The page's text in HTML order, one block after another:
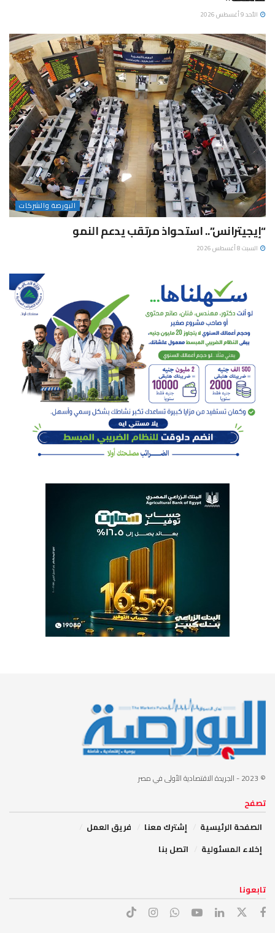
الأحد 9 أغسطس 2026
البورصة والشركات
“إيجيترانس”.. استحواذ مرتقب يدعم النمو
السبت 8 أغسطس 2026
© 2023 - الجريدة الاقتصادية الأولى في مصر
تصفح
الصفحة الرئيسية
إشترك معنا
فريق العمل
إخلاء المسئولية
اتصل بنا
تابعونا